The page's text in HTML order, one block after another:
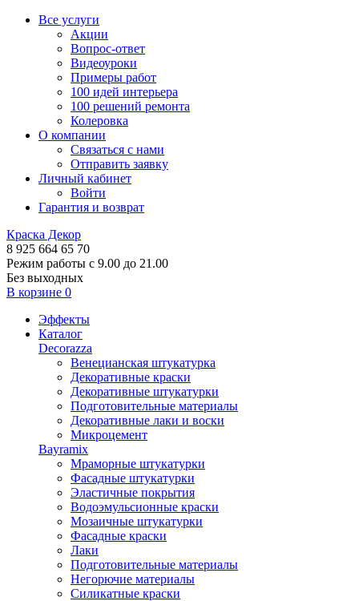
Все услуги
Акции
Вопрос-ответ
Видеоуроки
Примеры работ
100 идей интерьера
100 решений ремонта
Колеровка
О компании
Связаться с нами
Отправить заявку
Личный кабинет
Войти
Гарантия и возврат
Краска Декор
8 925 664 65 70
Режим работы с 9.00 до 21.00
Без выходных
В корзине 0
Эффекты
Каталог
Decorazza
Венецианская штукатурка
Декоративные краски
Декоративные штукатурки
Подготовительные материалы
Декоративные лаки и воски
Микроцемент
Bayramix
Мраморные штукатурки
Фасадные штукатурки
Эластичные покрытия
Водоэмульсионные краски
Мозаичные штукатурки
Фасадные краски
Лаки
Подготовительные материалы
Негорючие материалы
Силикатные краски